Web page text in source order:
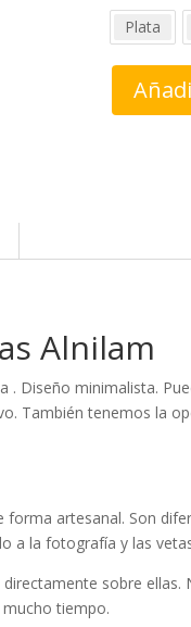
Plata
Pendientes
estrellitas
Alnilam
. Diseño minimalista.
También tenemos la
artesanal. Son
a la fotografía y las
sobre
tiempo.